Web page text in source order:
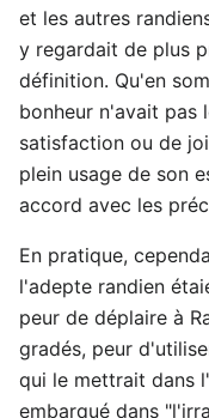
et les autres
y regardait de plus
définition. Qu'en
bonheur n'avait pas
satisfaction ou de
plein usage de son
accord avec les
En pratique,
l'adepte randien
peur de déplaire à
gradés, peur
qui le mettrait dans
embarqué dans